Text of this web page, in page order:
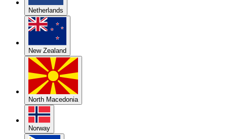
Netherlands
New Zealand
North Macedonia
Norway